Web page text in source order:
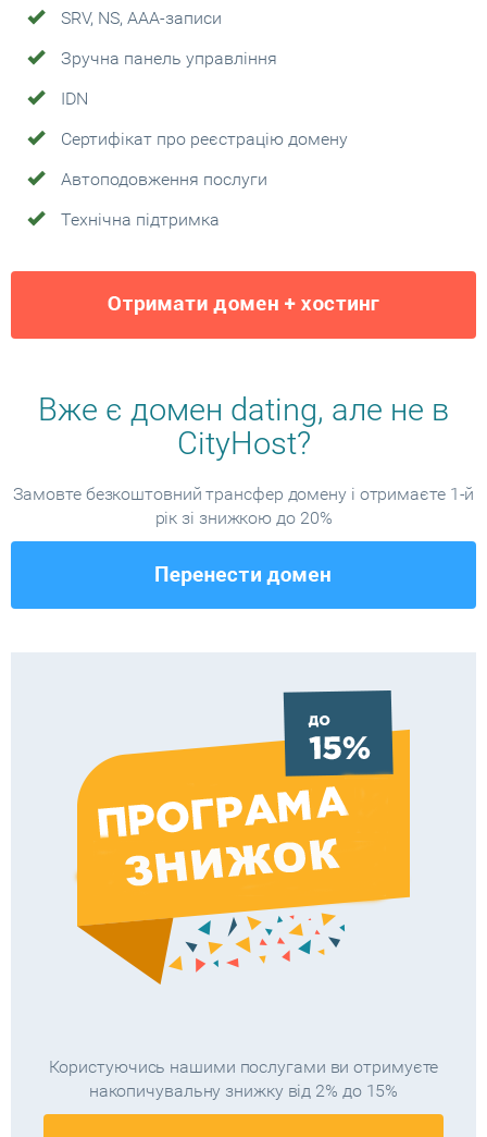
SRV, NS, AAA-записи
Зручна панель управління
IDN
Сертифікат про реєстрацію домену
Автоподовження послуги
Технічна підтримка
Вже є домен dating, але не в
CityHost?
Замовте безкоштовний трансфер домену і отримаєте 1-й
рік зі знижкою до 20%
Користуючись нашими послугами ви отримуєте
накопичувальну знижку від 2% до 15%